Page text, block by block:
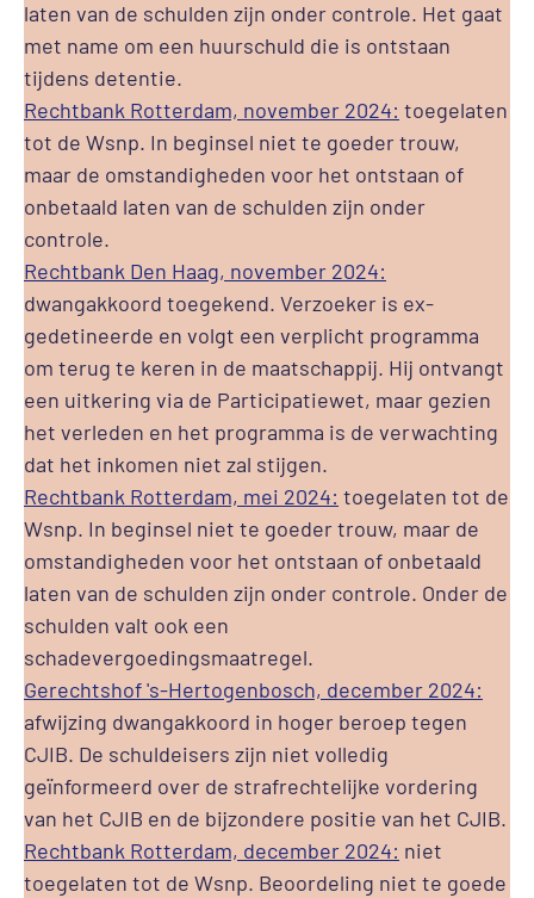
laten van de schulden zijn onder controle. Het gaat
met name om een huurschuld die is ontstaan
tijdens detentie.
Rechtbank Rotterdam, november 2024: toegelaten
tot de Wsnp. In beginsel niet te goeder trouw,
maar de omstandigheden voor het ontstaan of
onbetaald laten van de schulden zijn onder
controle.
Rechtbank Den Haag, november 2024:
dwangakkoord toegekend. Verzoeker is ex-
gedetineerde en volgt een verplicht programma
om terug te keren in de maatschappij. Hij ontvangt
een uitkering via de Participatiewet, maar gezien
het verleden en het programma is de verwachting
dat het inkomen niet zal stijgen.
Rechtbank Rotterdam, mei 2024: toegelaten tot de
Wsnp. In beginsel niet te goeder trouw, maar de
omstandigheden voor het ontstaan of onbetaald
laten van de schulden zijn onder controle. Onder de
schulden valt ook een
schadevergoedingsmaatregel.
Gerechtshof 's-Hertogenbosch, december 2024:
afwijzing dwangakkoord in hoger beroep tegen
CJIB. De schuldeisers zijn niet volledig
geïnformeerd over de strafrechtelijke vordering
van het CJIB en de bijzondere positie van het CJIB.
Rechtbank Rotterdam, december 2024: niet
toegelaten tot de Wsnp. Beoordeling niet te goede